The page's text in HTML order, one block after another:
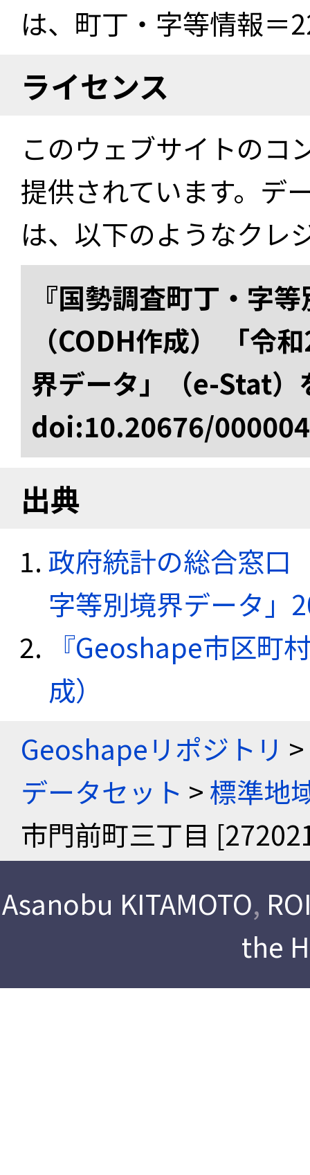
は、町丁・字等情報＝
ライセンス
このウェブサイトのコ
提供されています。デ
は、以下のようなクレ
『国勢調査町丁・字
（CODH作成） 「令
界データ」（e-Stat）
doi:10.20676/
出典
政府統計の総合窓口
字等別境界データ」
『Geoshape市区町
成）
Geoshapeリポジトリ >
データセット >標準地
市門前町三丁目
Asanobu KITAMOTO,
the